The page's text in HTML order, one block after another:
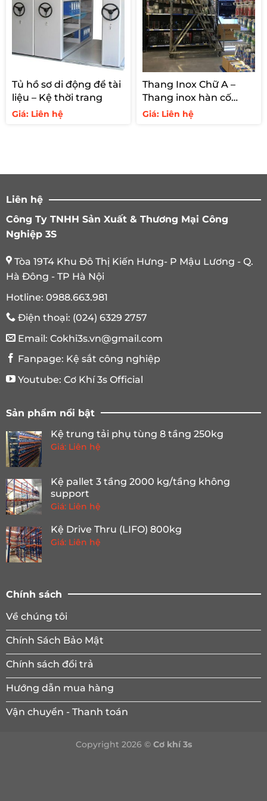
Tủ hồ sơ di động để tài
liệu – Kệ thời trang
Giá: Liên hệ
Thang Inox Chữ A –
Thang inox hàn cố
định cho siêu thị
Giá: Liên hệ
Liên hệ
Công Ty TNHH Sản Xuất & Thương Mại Công
Nghiệp 3S
Tòa 19T4 Khu Đô Thị Kiến Hưng- P Mậu Lương - Q.
Hà Đông - TP Hà Nội
Hotline: 0988.663.981
Điện thoại: (024) 6329 2757
Email: Cokhi3s.vn@gmail.com
Fanpage: Kệ sắt công nghiệp
Youtube: Cơ Khí 3s Official
Sản phẩm nổi bật
Kệ trung tải phụ tùng 8 tầng 250kg
Giá: Liên hệ
Kệ pallet 3 tầng 2000 kg/tầng không
support
Giá: Liên hệ
Kệ Drive Thru (LIFO) 800kg
Giá: Liên hệ
Chính sách
Về chúng tôi
Chính Sách Bảo Mật
Chính sách đổi trả
Hướng dẫn mua hàng
Vận chuyển - Thanh toán
Copyright 2026 © Cơ khí 3s